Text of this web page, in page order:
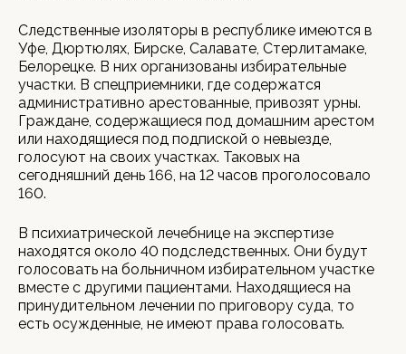
Следственные изоляторы в республике имеются в
Уфе, Дюртюлях, Бирске, Салавате, Стерлитамаке,
Белорецке. В них организованы избирательные
участки. В спецприемники, где содержатся
административно арестованные, привозят урны.
Граждане, содержащиеся под домашним арестом
или находящиеся под подпиской о невыезде,
голосуют на своих участках. Таковых на
сегодняшний день 166, на 12 часов проголосовало
160.
В психиатрической лечебнице на экспертизе
находятся около 40 подследственных. Они будут
голосовать на больничном избирательном участке
вместе с другими пациентами. Находящиеся на
принудительном лечении по приговору суда, то
есть осужденные, не имеют права голосовать.